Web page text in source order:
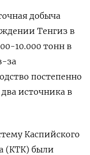
добыча
​Тенгиз ​в
10.000 тонн в
за
​постепенно
источника ​в
Каспийского
(КТК) ​были